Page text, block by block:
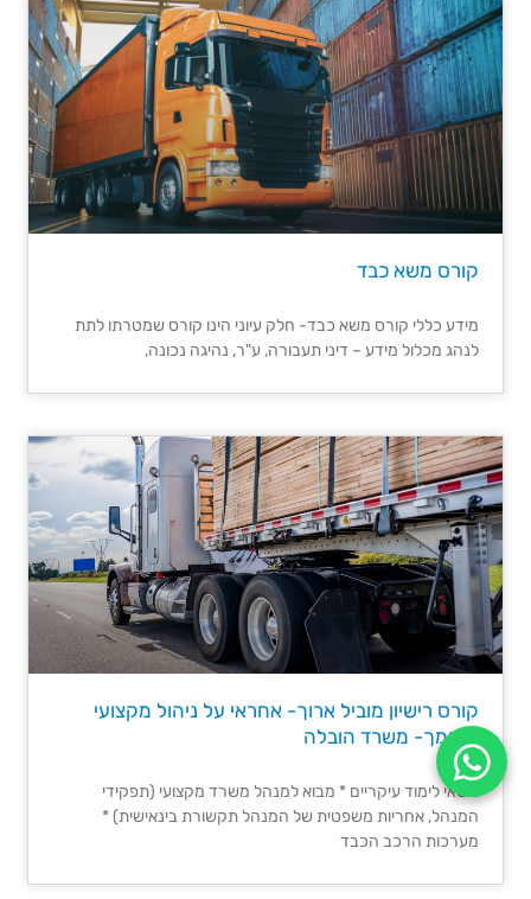
קורס משא כבד
מידע כללי​ קורס משא כבד- חלק עיוני הינו קורס שמטרתו לתת
לנהג מכלול מידע – דיני תעבורה, ע"ר, נהיגה נכונה,
קורס רישיון מוביל ארוך- אחראי על ניהול מקצועי
מוסמך- משרד הובלה
נושאי לימוד עיקריים * מבוא למנהל משרד מקצועי (תפקידי
המנהל, אחריות משפטית של המנהל תקשורת בינאישית) *
מערכות הרכב הכבד